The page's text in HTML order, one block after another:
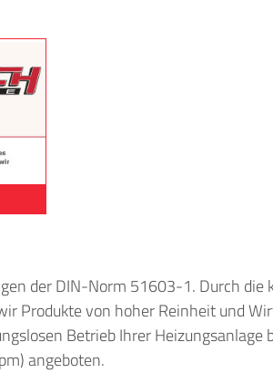
der DIN-Norm 51603-1. Durch die
Produkte von hoher Reinheit und
Betrieb Ihrer Heizungsanlage
angeboten.